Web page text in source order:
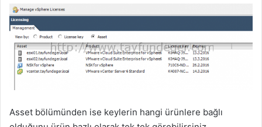
Asset bölümünden ise keylerin hangi ürünlere bağlı